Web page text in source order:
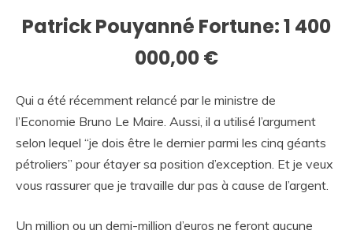
Patrick Pouyanné Fortune: 1 400
000,00 €
Qui a été récemment relancé par le ministre de
l’Economie Bruno Le Maire. Aussi, il a utilisé l’argument
selon lequel “je dois être le dernier parmi les cinq géants
pétroliers” pour étayer sa position d’exception. Et je veux
vous rassurer que je travaille dur pas à cause de l’argent.
Un million ou un demi-million d’euros ne feront aucune